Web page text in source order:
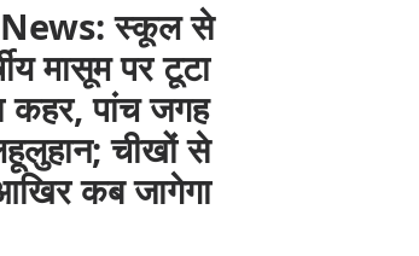
स्कूल से
मासूम पर टूटा
कहर, पांच जगह
चीखों से
कब जागेगा